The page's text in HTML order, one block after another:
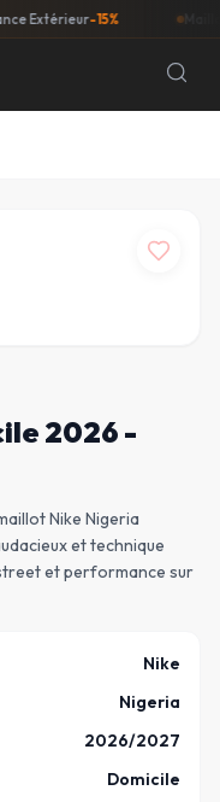
-15% Maillot
2026 -
Nike Nigeria
et technique
et performance sur
Nike
Nigeria
2026/2027
Domicile